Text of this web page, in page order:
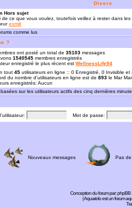
Divers
Hors sujet
de ce que vous voulez, toutefois veillez à rester dans les
exmili
comme lus
?
ont posté un total de 35103 messages
1540545 membres enregistrés
enregistré le plus récent est WellnessLife94
tout 45 utilisateurs en ligne :: 0 Enregistré, 0 Invisible
du nombre d'utilisateurs en ligne est de 893 le Mar
enregistrés: Aucun
sur les utilisateurs actifs des cinq dernières
Mot de passe:
Nouveaux messages Pas
Conception du forum par:phpBB
| Aquariolo est un forum